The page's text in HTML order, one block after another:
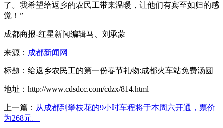
了。我希望给返乡的农民工带来温暖，让他们有宾至如归的感
觉！”
成都商报-红星新闻编辑马、刘承蒙
来源： 成都新闻网
标题：给返乡农民工的第一份春节礼物:成都火车站免费汤圆
地址：http://www.cdsdcc.com/cdzx/814.html
上一篇： 从成都到攀枝花的9小时车程将于本周六开通，票价
为268元。